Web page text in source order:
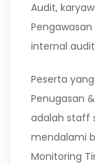
Audit,
internal
Peserta
Penugasan
adalah staff
mendalami
Monitoring